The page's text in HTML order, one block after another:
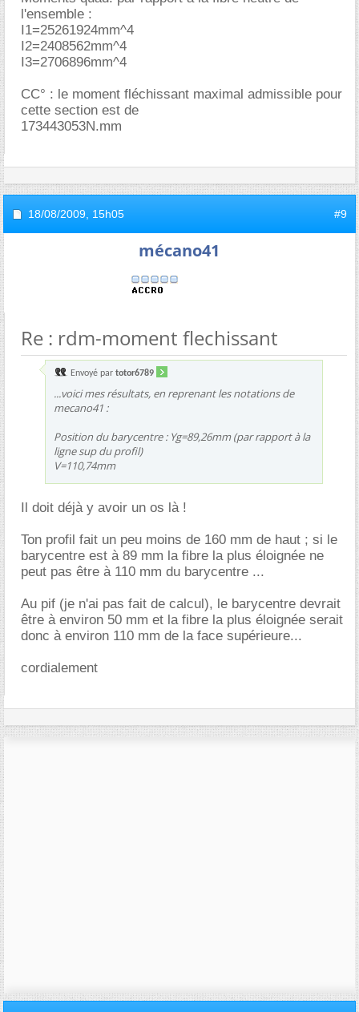
l'ensemble :
I1=25261924mm^4
I2=2408562mm^4
I3=2706896mm^4
CC° : le moment fléchissant maximal admissible pour
cette section est de
173443053N.mm
18/08/2009, 15h05 #9
mécano41
Re : rdm-moment flechissant
Envoyé par totor6789
...voici mes résultats, en reprenant les notations de
mecano41 :
Position du barycentre : Yg=89,26mm (par rapport à la
ligne sup du profil)
V=110,74mm
Il doit déjà y avoir un os là !
Ton profil fait un peu moins de 160 mm de haut ; si le
barycentre est à 89 mm la fibre la plus éloignée ne
peut pas être à 110 mm du barycentre ...
Au pif (je n'ai pas fait de calcul), le barycentre devrait
être à environ 50 mm et la fibre la plus éloignée serait
donc à environ 110 mm de la face supérieure...
cordialement